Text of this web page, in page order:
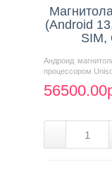
(Android
SIM,
Андроид
процессором